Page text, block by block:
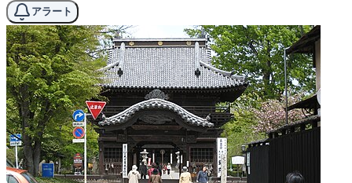
アラート